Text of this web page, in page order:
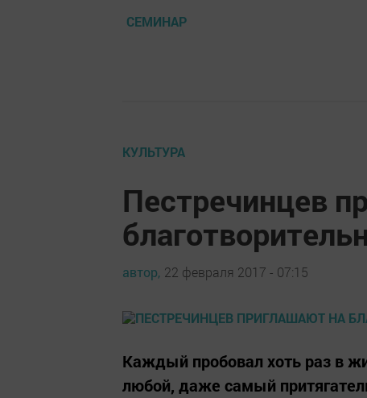
СЕМИНАР
КУЛЬТУРА
Пестречинцев
автор, 22 февраля 2017 - 07:15
Каждый пробовал хоть раз в
любой, даже самый